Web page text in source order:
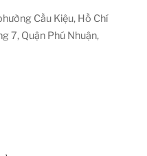
Cầu Kiệu, Hồ Chí
7, Quận Phú Nhuận,